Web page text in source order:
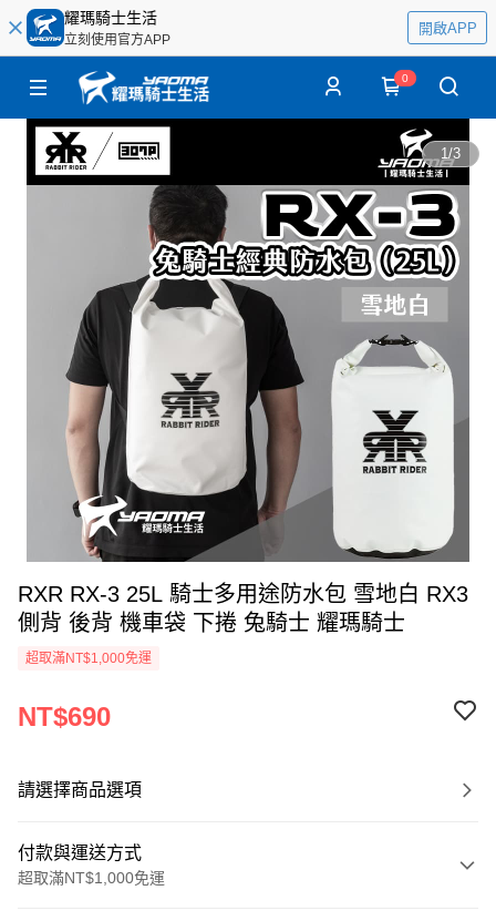
耀瑪騎士生活
立刻使用官方APP
開啟APP
0
1/3
RXR RX-3 25L 騎士多用途防水包 雪地白 RX3
側背 後背 機車袋 下捲 兔騎士 耀瑪騎士
超取滿NT$1,000免運
NT$690
請選擇商品選項
付款與運送方式
超取滿NT$1,000免運